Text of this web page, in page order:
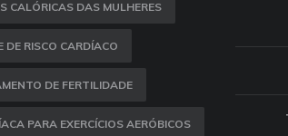
CALÓRICAS DAS MULHERES
DE RISCO CARDÍACO
DE FERTILIDADE
PARA EXERCÍCIOS AERÓBICOS